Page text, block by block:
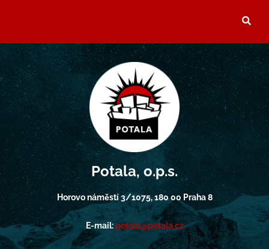
Potala, o.p.s.
Horovo náměstí 3/1075, 180 00 Praha 8
E-mail:potala@potala.cz